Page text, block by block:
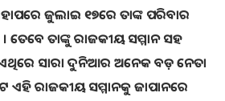
ଜୁଲାଇ ୧୭ରେ ତାଙ୍କ ପରିବାର
ତେବେ ତାଙ୍କୁ ରାଜକୀୟ ସମ୍ମାନ ସହ
ସାରା ଦୁନିଆର ଅନେକ ବଡ଼ ନେତା
ଏହି ରାଜକୀୟ ସମ୍ମାନକୁ ଜାପାନରେ